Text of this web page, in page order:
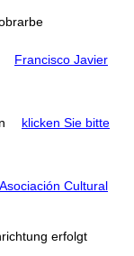
Francisco Javier
klicken Sie bitte
Cultural
erfolgt